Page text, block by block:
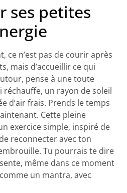
ses petites
ce n’est pas de courir après
mais d’accueillir ce qui
pense à une toute
réchauffe, un rayon de soleil
d’air frais. Prends le temps
Cette pleine
exercice simple, inspiré de
reconnecter avec ton
Tu pourrais te dire
même dans ce moment
un mantra, avec